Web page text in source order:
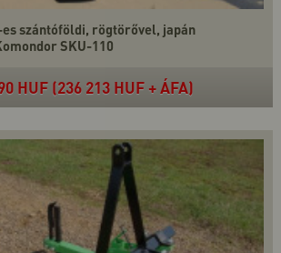
szántóföldi, rögtörővel, japán
SKU-110
HUF (236 213 HUF + ÁFA)